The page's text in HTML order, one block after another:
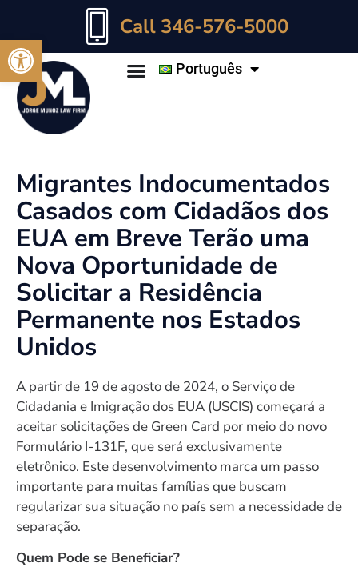
Abrir a barra de ferramentas
Call 346-576-5000
Português
Migrantes Indocumentados
Casados com Cidadãos dos
EUA em Breve Terão uma
Nova Oportunidade de
Solicitar a Residência
Permanente nos Estados
Unidos
A partir de 19 de agosto de 2024, o Serviço de
Cidadania e Imigração dos EUA (USCIS) começará a
aceitar solicitações de Green Card por meio do novo
Formulário I-131F, que será exclusivamente
eletrônico. Este desenvolvimento marca um passo
importante para muitas famílias que buscam
regularizar sua situação no país sem a necessidade de
separação.
Quem Pode se Beneficiar?